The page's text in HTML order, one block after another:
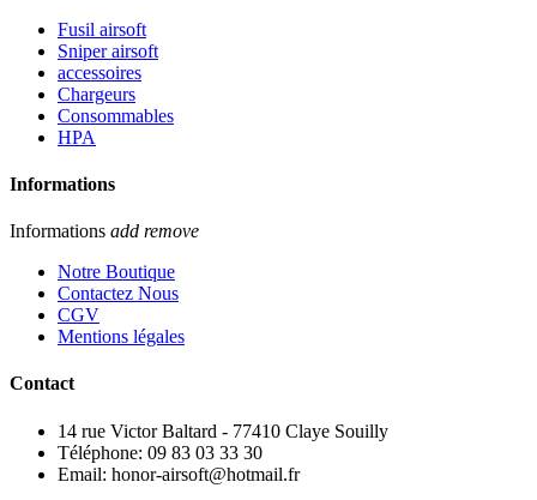
Fusil airsoft
Sniper airsoft
accessoires
Chargeurs
Consommables
HPA
Informations
Informations add remove
Notre Boutique
Contactez Nous
CGV
Mentions légales
Contact
14 rue Victor Baltard - 77410 Claye Souilly
Téléphone: 09 83 03 33 30
Email: honor-airsoft@hotmail.fr